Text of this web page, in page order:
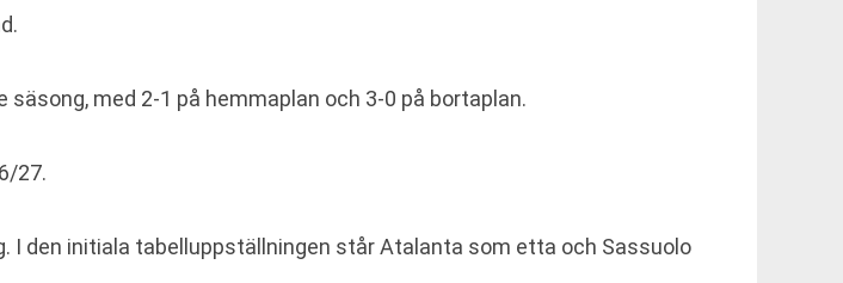
med 2-1 på hemmaplan och 3-0 på bortaplan.
27.
den initiala tabelluppställningen står Atalanta som etta och Sassuolo